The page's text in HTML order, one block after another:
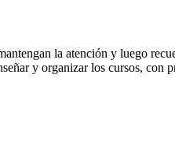
la atención y luego
y organizar los cursos, con